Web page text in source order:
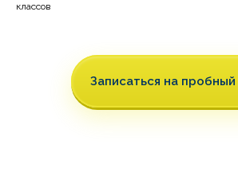
классов
Записаться на пробный